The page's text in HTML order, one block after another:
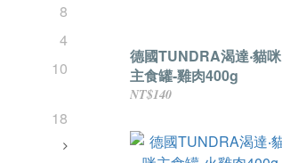
8
4
10
18
德國TUNDRA渴達‧貓咪
主食罐-雞肉400g
NT$140